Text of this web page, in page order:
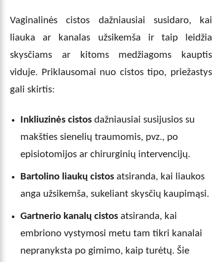
Vaginalinės cistos dažniausiai susidaro, kai
liauka ar kanalas užsikemša ir taip leidžia
skysčiams ar kitoms medžiagoms kauptis
viduje. Priklausomai nuo cistos tipo, priežastys
gali skirtis:
Inkliuzinės cistos dažniausiai susijusios su
makšties sienelių traumomis, pvz., po
episiotomijos ar chirurginių intervencijų.
Bartolino liaukų cistos atsiranda, kai liaukos
anga užsikemša, sukeliant skysčių kaupimąsi.
Gartnerio kanalų cistos atsiranda, kai
embriono vystymosi metu tam tikri kanalai
nepranyksta po gimimo, kaip turėtų. Šie